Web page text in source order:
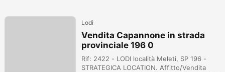
Lodi
Vendita Capannone in strada
provinciale 196 0
Rif: 2422 - LODI località Meleti, SP 196 -
STRATEGICA LOCATION. Affitto/Vendita